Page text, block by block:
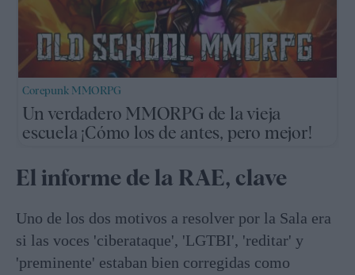
Corepunk MMORPG
Un verdadero MMORPG de la vieja
escuela ¡Cómo los de antes, pero mejor!
El informe de la RAE, clave
Uno de los dos motivos a resolver por la Sala era
si las voces 'ciberataque', 'LGTBI', 'reditar' y
'preminente' estaban bien corregidas como